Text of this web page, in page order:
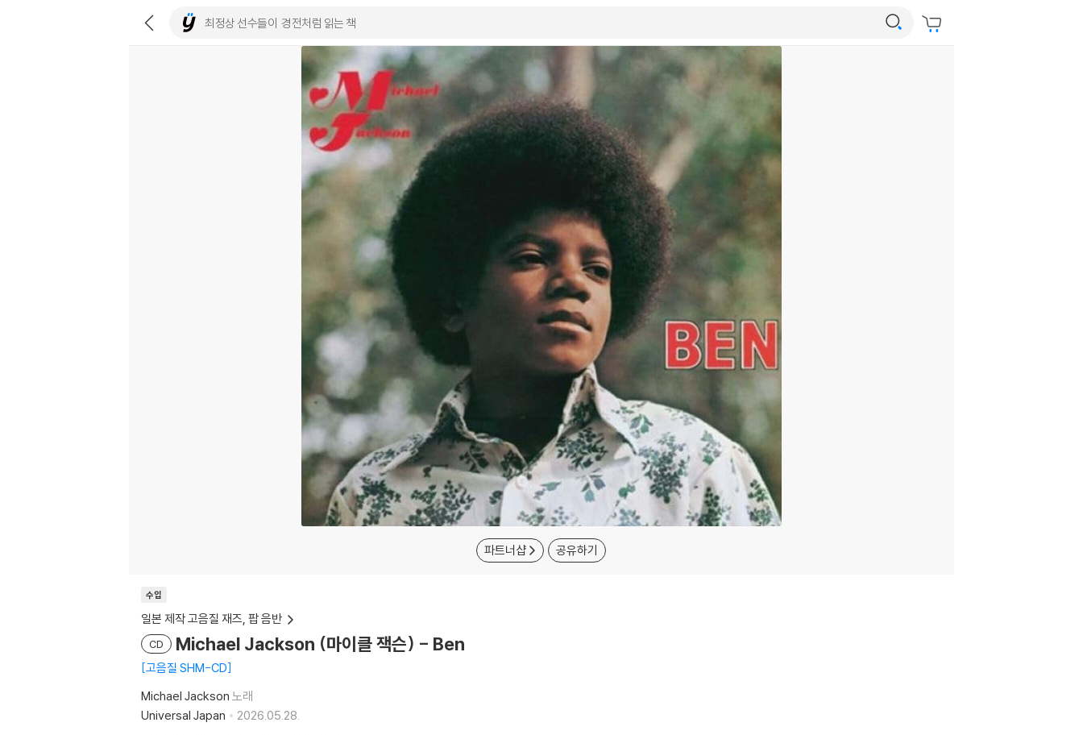
파트너샵 공유하기
수입
일본 제작 고음질 재즈, 팝 음반
CD Michael Jackson (마이클 잭슨) - Ben
고음질 SHM-CD
Michael Jackson 노래
Universal Japan
2026.05.28.